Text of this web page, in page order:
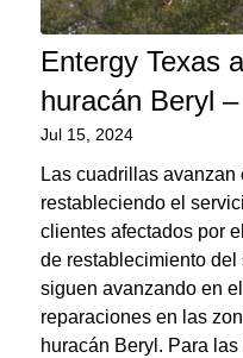
Entergy Texas
huracán Beryl
Jul 15, 2024
Las cuadrillas avanzan
restableciendo el
clientes afectados por
de restablecimiento del
siguen avanzando en
reparaciones en las
huracán Beryl. Para